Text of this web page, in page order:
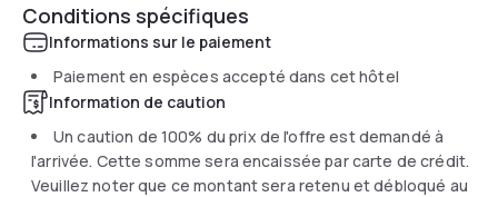
Conditions spécifiques
Informations sur le paiement
Paiement en espèces accepté dans cet hôtel
Information de caution
Un caution de 100% du prix de l'offre est demandé à
l'arrivée. Cette somme sera encaissée par carte de crédit.
Veuillez noter que ce montant sera retenu et débloqué au